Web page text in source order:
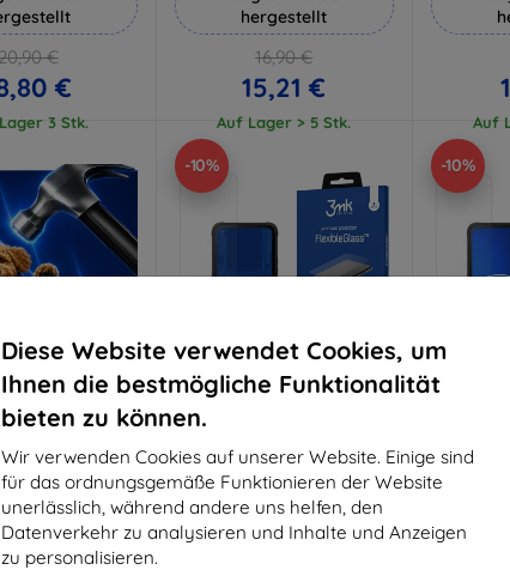
Diese Website verwendet Cookies, um
Ihnen die bestmögliche Funktionalität
bieten zu können.
Wir verwenden Cookies auf unserer Website. Einige sind
für das ordnungsgemäße Funktionieren der Website
unerlässlich, während andere uns helfen, den
Datenverkehr zu analysieren und Inhalte und Anzeigen
zu personalisieren.
€
€
3 Stk.
hergestellt
16,90 €
15,21 €
Auf Lager > 5 Stk. Auf
Rabatt
Gutschein
Schutzfolie
-10%
Gutschein
3mk FlexibleGlass Hybrid-
Hartglas für myPhone
Hammer Blade V 5G
-10%
5G